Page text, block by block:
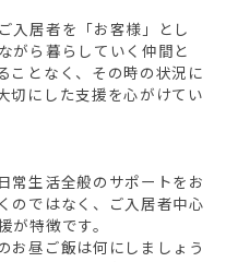
入居者を「お客様」とし
がら暮らしていく仲間と
ことなく、その時の状況に
切にした支援を心がけてい
常生活全般のサポートをお
のではなく、ご入居者中心
が特徴です。
お昼ご飯は何にしましょう